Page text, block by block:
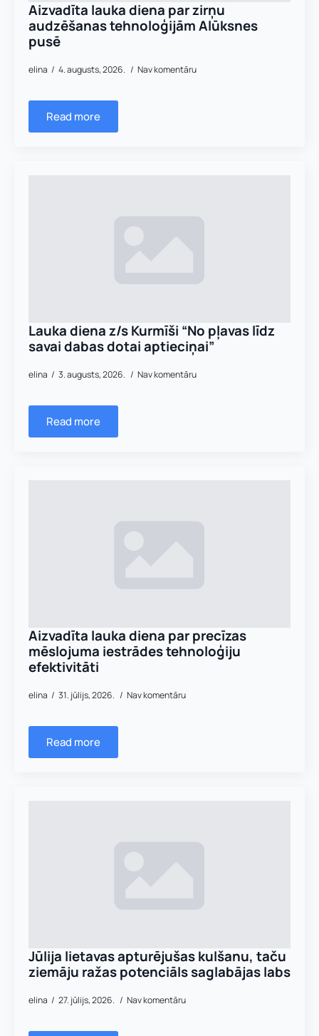
Aizvadīta lauka diena par zirņu
audzēšanas tehnoloģijām Alūksnes
pusē
elina 4. augusts, 2026. Nav komentāru
Read more
Lauka diena z/s Kurmīši “No pļavas līdz
savai dabas dotai aptieciņai”
elina 3. augusts, 2026. Nav komentāru
Read more
Aizvadīta lauka diena par precīzas
mēslojuma iestrādes tehnoloģiju
efektivitāti
elina 31. jūlijs, 2026. Nav komentāru
Read more
Jūlija lietavas apturējušas kulšanu, taču
ziemāju ražas potenciāls saglabājas labs
elina 27. jūlijs, 2026. Nav komentāru